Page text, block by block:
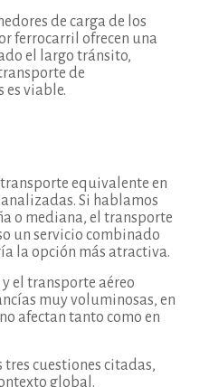
de carga de los
ferrocarril ofrecen una
el largo tránsito,
de
es viable.
equivalente en
Si hablamos
o mediana, el transporte
un servicio combinado
la opción más atractiva.
el transporte aéreo
muy voluminosas, en
afectan tanto como en
cuestiones citadas,
global.